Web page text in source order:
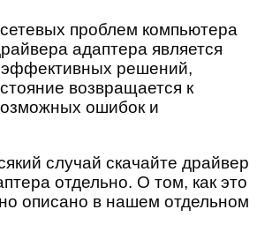
проблем компьютера
адаптера является
решений,
возвращается к
ошибок и
случай скачайте драйвер
отдельно. О том, как это
описано в нашем отдельном